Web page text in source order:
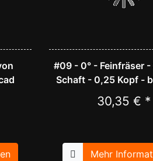
#09 - 0° - Feinfräser
Schaft - 0,25 Kopf -
30,35 € *
Mehr